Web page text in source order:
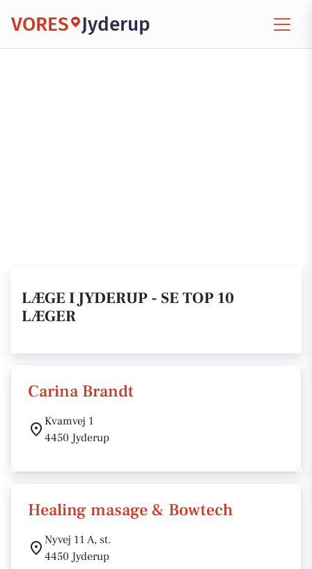
VORES Jyderup
LÆGE I JYDERUP - SE TOP 10
LÆGER
Carina Brandt
Kvamvej 1
4450 Jyderup
Healing masage & Bowtech
Nyvej 11 A, st.
4450 Jyderup